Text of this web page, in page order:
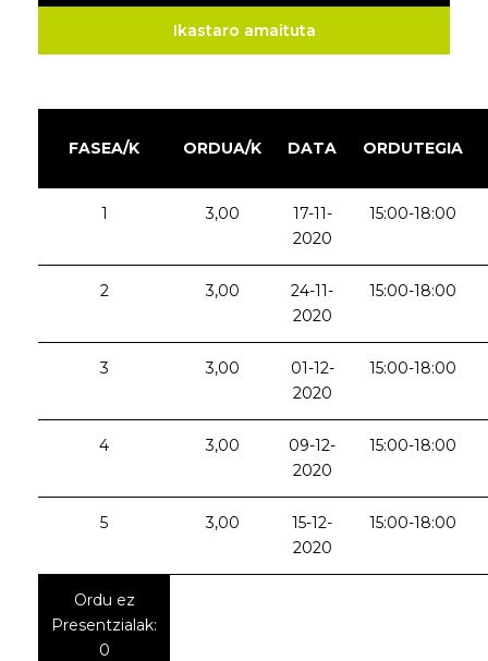
Ikastaro amaituta
FASEA/K ORDUA/K DATA ORDUTEGIA
1 3,00
17-11-
2020
15:00-18:00
2 3,00
24-11-
2020
15:00-18:00
3 3,00
01-12-
2020
15:00-18:00
4 3,00
09-12-
2020
15:00-18:00
5 3,00
15-12-
2020
15:00-18:00
Ordu ez
Presentzialak:
0